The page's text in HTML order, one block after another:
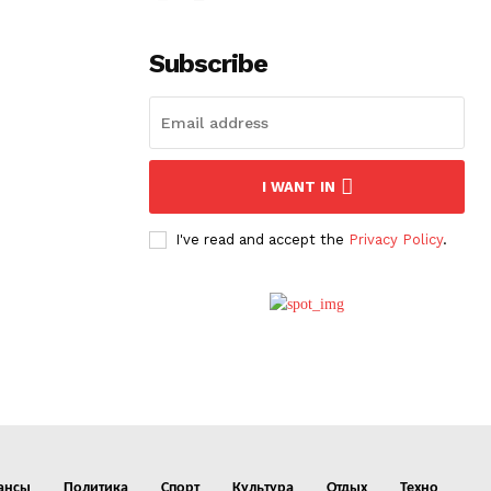
Subscribe
I WANT IN
I've read and accept the Privacy Policy.